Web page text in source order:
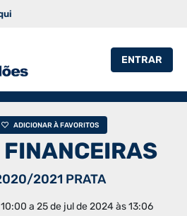
ENTRAR
ADICIONAR À FAVORITOS
2021 PRATA
a 25 de jul de 2024 às 13:06